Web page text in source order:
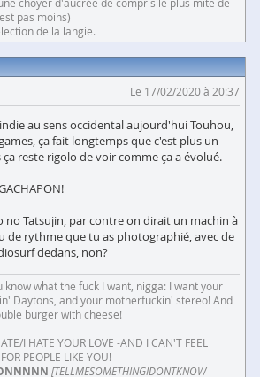
pas moins)
de la langie.
Le 17/02/2020 à 20:37
au sens occidental aujourd'hui Touhou,
ça fait longtemps que c'est plus un
reste rigolo de voir comme ça a évolué.
no Tatsujin, par contre on dirait un machin à
de rythme que tu as photographié, avec de
dedans, non?
know what the fuck I want, nigga: I want your
Daytons, and your motherfuckin' stereo! And
burger with cheese!
I HATE YOUR LOVE -AND I CAN'T FEEL
PEOPLE LIKE YOU!
[TELLMESOMETHINGIDONTKNOW